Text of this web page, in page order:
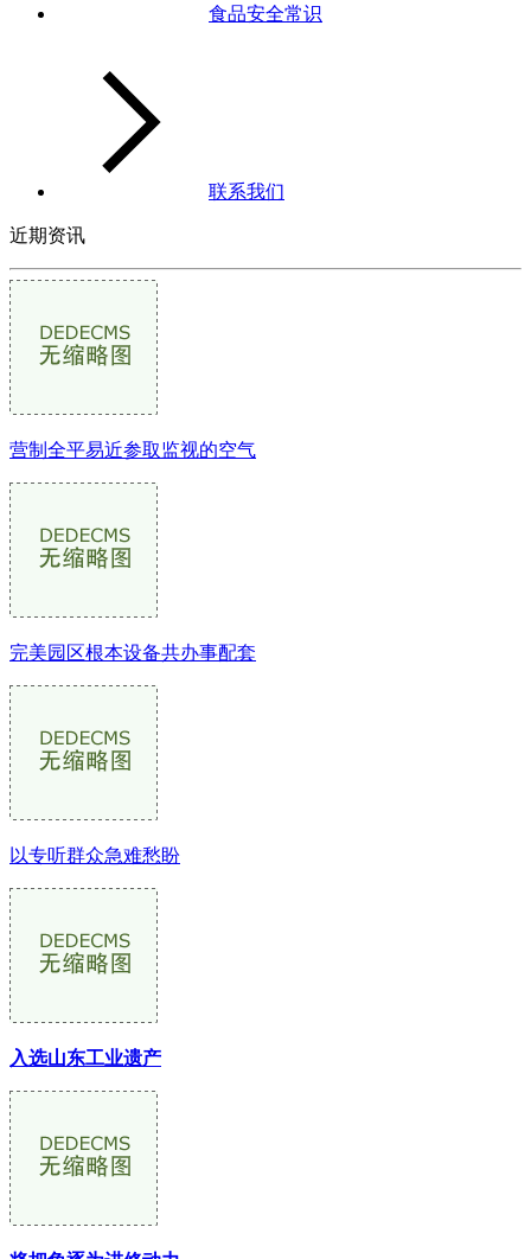
食品安全常识
联系我们
近期资讯
营制全平易近参取监视的空气
完美园区根本设备共办事配套
以专听群众急难愁盼
入选山东工业遗产